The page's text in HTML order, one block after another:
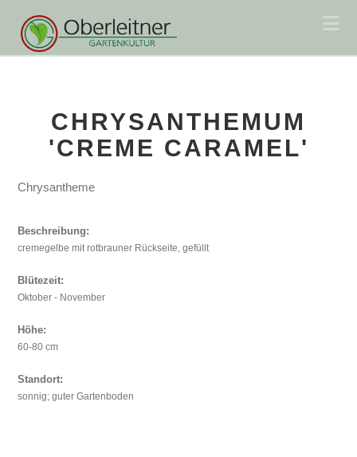
CHRYSANTHEMUM
'CREME CARAMEL'
Chrysantheme
Beschreibung:
cremegelbe mit rotbrauner Rückseite, gefüllt
Blütezeit:
Oktober - November
Höhe:
60-80 cm
Standort:
sonnig; guter Gartenboden